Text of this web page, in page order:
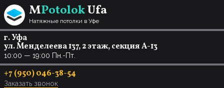
Перейти к содержанию
MPotolokUfa
Натяжные потолки в Уфе
г. Уфа
ул. Менделеева 137, 2 этаж, секция А-13
10:00 — 19:00 Пн.-Пт.
+7 (950) 046-38-54
Заказать звонок